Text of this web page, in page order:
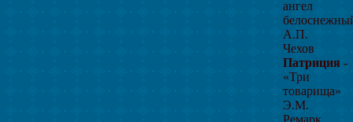
ангел
А.П.
Чехов
Патриция -
«Три
товарища»
Э.М.
Ремарк